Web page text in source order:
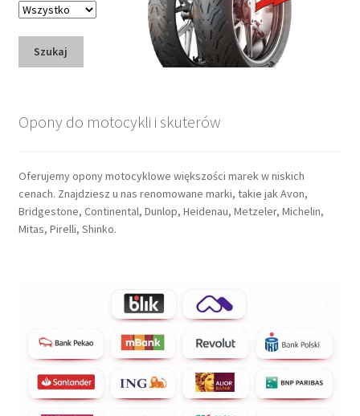
Szukaj
Opony do motocykli i skuterów
Oferujemy opony motocyklowe większości marek w niskich
cenach. Znajdziesz u nas renomowane marki, takie jak Avon,
Bridgestone, Continental, Dunlop, Heidenau, Metzeler, Michelin,
Mitas, Pirelli, Shinko.